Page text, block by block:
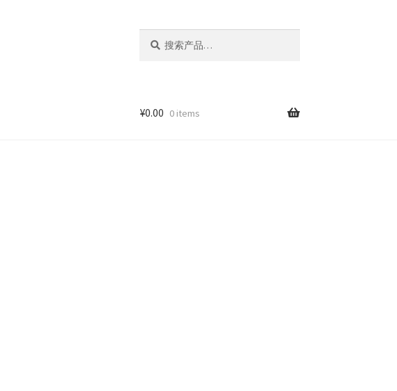
索：
¥0.00 0 items